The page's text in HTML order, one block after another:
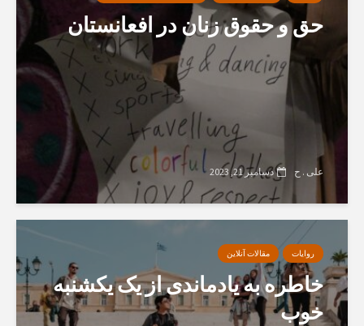
حق و حقوق زنان در افعانستان
علی . ح دسامبر 21, 2023
روایات مقالات آنلاین
خاطره به یادماندی از یک یکشنبه
خوب